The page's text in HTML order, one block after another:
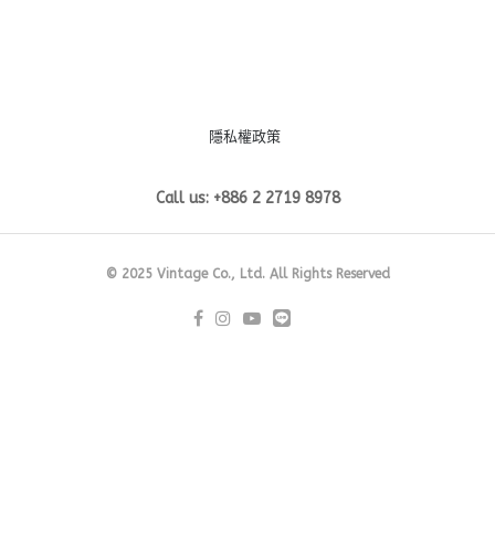
隱私權政策
Call us: +886 2 2719 8978
© 2025 Vintage Co., Ltd. All Rights Reserved